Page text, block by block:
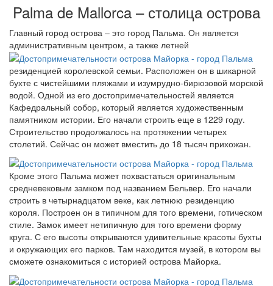
Palma de Mallorca – столица острова
Главный город острова – это город Пальма. Он является
административным центром, а также летней
резиденцией королевской семьи. Расположен он в шикарной
бухте с чистейшими пляжами и изумрудно-бирюзовой морской
водой. Одной из его достопримечательностей является
Кафедральный собор, который является художественным
памятником истории. Его начали строить еще в 1229 году.
Строительство продолжалось на протяжении четырех
столетий. Сейчас он может вместить до 18 тысяч прихожан.
Кроме этого Пальма может похвастаться оригинальным
средневековым замком под названием Бельвер. Его начали
строить в четырнадцатом веке, как летнюю резиденцию
короля. Построен он в типичном для того времени, готическом
стиле. Замок имеет нетипичную для того времени форму
круга. С его высоты открываются удивительные красоты бухты
и окружающих его парков. Там находится музей, в котором вы
сможете ознакомиться с историей острова Майорка.